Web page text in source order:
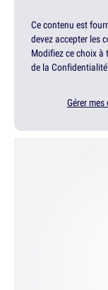
Ce contenu est
devez accepter les
Modifiez ce choix à
de la
Gérer